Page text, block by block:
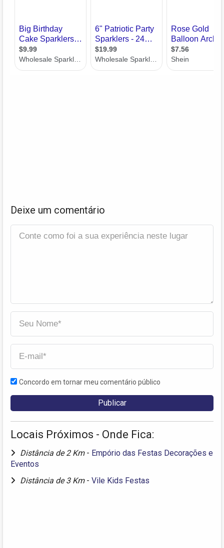
Deixe um comentário
Concordo em tornar meu comentário público
Locais Próximos - Onde Fica:
Distância de 2 Km - Empório das Festas Decorações e
Eventos
Distância de 3 Km - Vile Kids Festas